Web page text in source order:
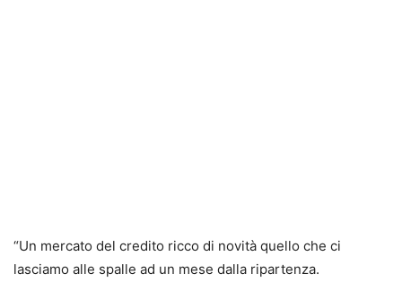
“Un mercato del credito ricco di novità quello che ci
lasciamo alle spalle ad un mese dalla ripartenza.